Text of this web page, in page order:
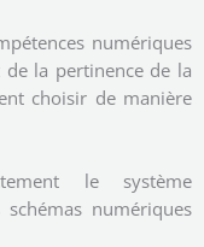
numériques
la pertinence de la
choisir de manière
le système
numériques